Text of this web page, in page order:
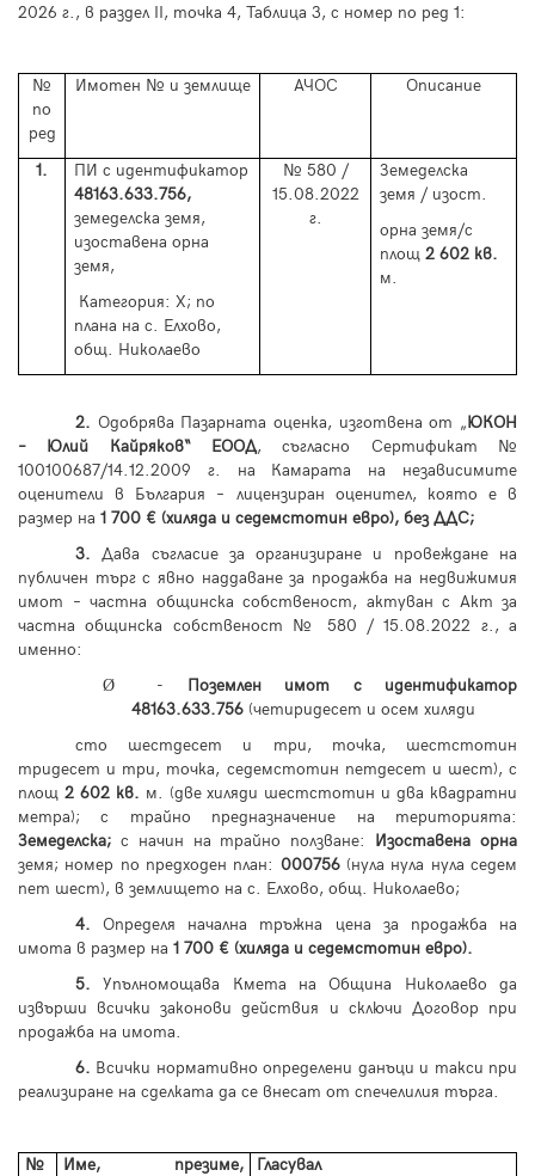
2026 г., в раздел II, точка 4, Таблица 3, с номер по ред 1:
№
по
ред
Имотен № и землище АЧОС Описание
1.
ПИ с идентификатор
48163.633.756,
земеделска земя,
изоставена орна
земя,
Категория:X; по
плана на с. Елхово,
общ. Николаево
№ 580 /
15.08.2022
г.
Земеделска
земя / изост.
орна земя/с
площ2 602 кв.
м.
2. Одобрява Пазарната оценка, изготвена от „ЮКОН
– Юлий Кайряков“ ЕООД, съгласно Сертификат №
100100687/14.12.2009 г. на Камарата на независимите
оценители в България – лицензиран оценител, която е в
размер на 1 700 € (хиляда и седемстотин евро), без ДДС;
3.Дава съгласие за организиране и провеждане на
публичен търг с явно наддаване за продажба на недвижимия
имот – частна общинска собственост, актуван с Акт за
частна общинска собственост № 580 /15.08.2022 г., а
именно:
Ø - Поземлен имот с идентификатор
48163.633.756 (четиридесет и осем хиляди
сто шестдесет и три, точка, шестстотин
тридесет и три, точка, седемстотин петдесет и шест), с
площ 2 602 кв. м. (две хиляди шестстотин и два квадратни
метра); с трайно предназначение на територията:
Земеделска; с начин на трайно ползване: Изоставена орна
земя; номер по предходен план: 000756 (нула нула нула седем
пет шест), в землището на с. Елхово, общ. Николаево;
4.Определя начална тръжна цена за продажба на
имота в размер на 1 700 € (хиляда и седемстотин евро).
5.Упълномощава Кмета на Община Николаево да
извърши всички законови действия и сключи Договор при
продажба на имота.
6. Всички нормативно определени данъци и такси при
реализиране на сделката да се внесат от спечелилия търга.
№
Име, презиме,
Гласувал